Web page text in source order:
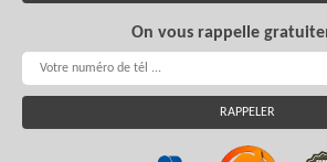
On vous rappelle